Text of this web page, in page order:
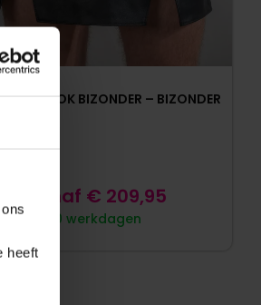
heeft
ROK BIZONDER – BIZONDER
10 werkdagen
Vanaf € 209,95